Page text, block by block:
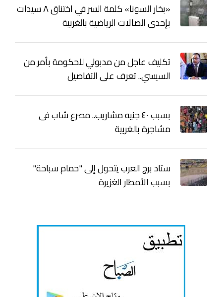
«بخار السونا» كلمة السر في اختناق ٨ سيدات
بإحدى الصالات الرياضية بالغربية
تكليف عاجل من مدبولي للحكومة بأمر من
السيسي.. تعرف على التفاصيل
بسبب ٤٠ جنيه مشاريب.. مصرع شاب فى
مشاجرة بالغربية
ستاد برج العرب يتحول إلى "حمام سباحة"
بسبب الأمطار الغزيرة